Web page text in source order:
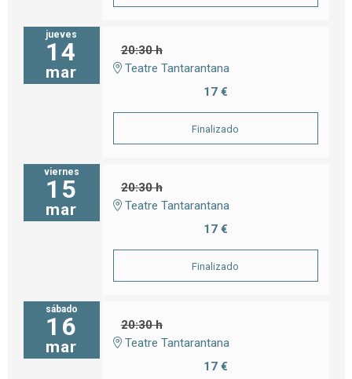
jueves
14
mar
20:30 h
Teatre Tantarantana
17 €
Finalizado
viernes
15
mar
20:30 h
Teatre Tantarantana
17 €
Finalizado
sábado
16
mar
20:30 h
Teatre Tantarantana
17 €